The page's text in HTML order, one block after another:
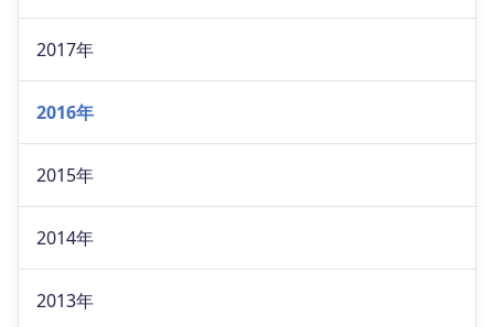
2017年
2016年
2015年
2014年
2013年